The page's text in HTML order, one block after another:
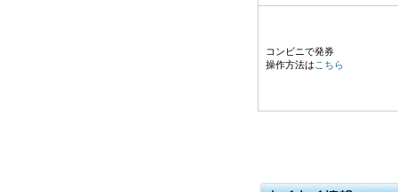
コンビニで発券
操作方法は こちら